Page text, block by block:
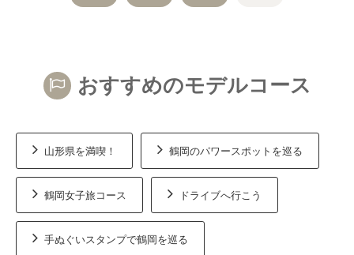
おすすめのモデルコース
山形県を満喫！ 鶴岡のパワースポットを巡る
鶴岡女子旅コース ドライブへ行こう
手ぬぐいスタンプで鶴岡を巡る